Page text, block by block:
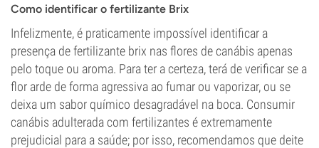
Como identificar o fertilizante Brix
Infelizmente, é praticamente impossível identificar a
presença de fertilizante brix nas flores de canábis apenas
pelo toque ou aroma. Para ter a certeza, terá de verificar se a
flor arde de forma agressiva ao fumar ou vaporizar, ou se
deixa um sabor químico desagradável na boca. Consumir
canábis adulterada com fertilizantes é extremamente
prejudicial para a saúde; por isso, recomendamos que deite